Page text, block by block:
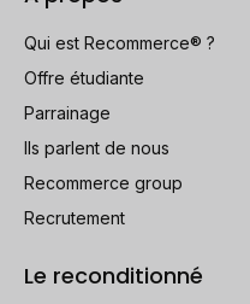
Qui est Recommerce® ?
Offre étudiante
Parrainage
Ils parlent de nous
Recommerce group
Recrutement
Le reconditionné